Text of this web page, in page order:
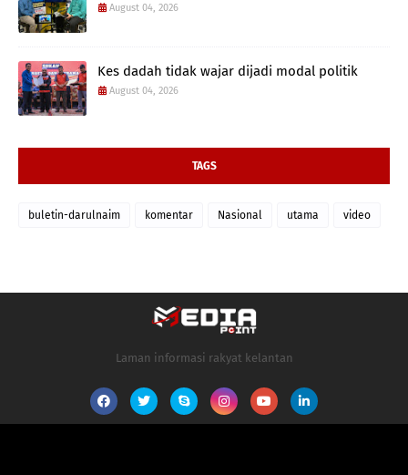
August 04, 2026
Kes dadah tidak wajar dijadi modal politik
August 04, 2026
TAGS
buletin-darulnaim komentar Nasional utama video
Laman informasi rakyat kelantan